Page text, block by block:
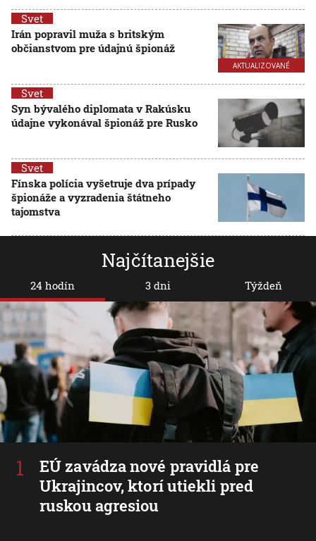
AKTUALIZOVANÉ
Svet
Irán popravil muža s britským
občianstvom pre údajnú špionáž
Svet
Syn bývalého diplomata v Rakúsku
údajne vykonával špionáž pre Rusko
Svet
Fínska polícia vyšetruje dva prípady
špionáže a vyzradenia štátneho
tajomstva
Najčítanejšie
24 hodín
EÚ zavádza nové pravidlá pre
Ukrajincov, ktorí utiekli pred
ruskou agresiou
3 dni Týždeň